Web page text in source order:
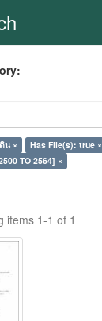
น × Has File(s): true ×
TO 2564] ×
items 1-1 of 1